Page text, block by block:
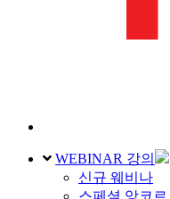
WEBINAR 강의
신규 웨비나